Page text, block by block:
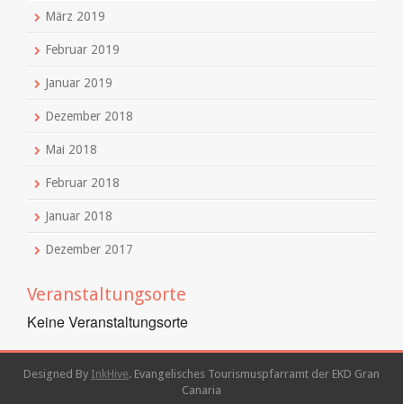
März 2019
Februar 2019
Januar 2019
Dezember 2018
Mai 2018
Februar 2018
Januar 2018
Dezember 2017
Veranstaltungsorte
Keine Veranstaltungsorte
Designed By InkHive. Evangelisches Tourismuspfarramt der EKD Gran
Canaria